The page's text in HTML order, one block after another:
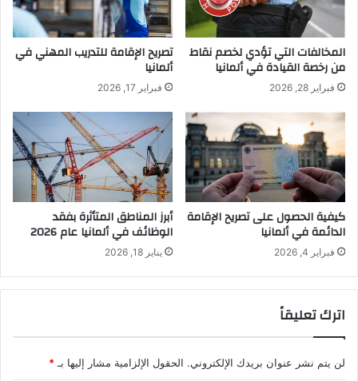
المخالفات التي تؤدي لخصم نقاط
من رخصة القيادة في ألمانيا
فبراير 28, 2026
تصريح الإقامة للتدريب المهني في
ألمانيا
فبراير 17, 2026
كيفية الحصول على تصريح الإقامة
الدائمة في ألمانيا
فبراير 4, 2026
أبرز المناطق المتأثرة بفقد
الوظائف في ألمانيا عام 2026
يناير 18, 2026
اترك تعليقاً
لن يتم نشر عنوان بريدك الإلكتروني. الحقول الإلزامية مشار إليها بـ *